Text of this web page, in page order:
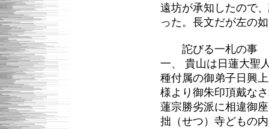
遠坊が承知したので
った。長文だが左の
詑びる一札の事
一、 貴山は日蓮大聖
種付属の御弟子日興
様より御朱印頂戴な
蓮宗勝劣派に相違御
拙（せつ）寺どもの